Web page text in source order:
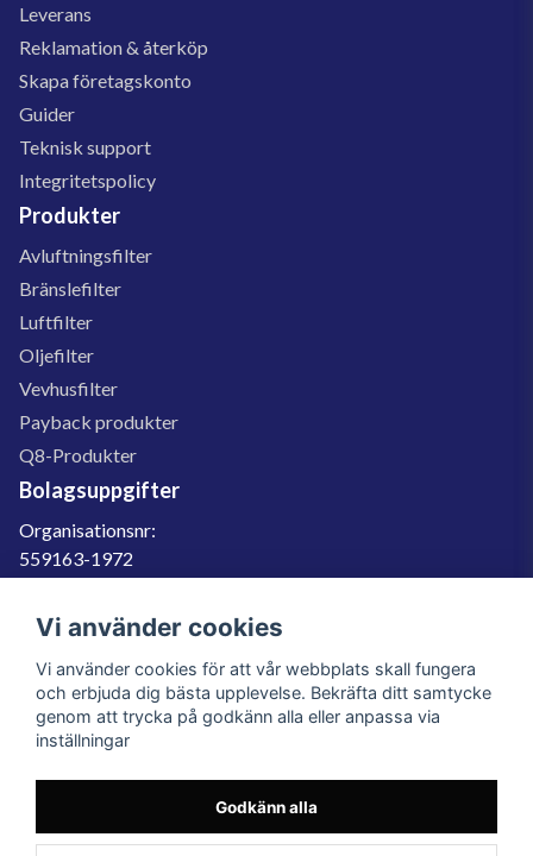
Leverans
Reklamation & återköp
Skapa företagskonto
Guider
Teknisk support
Integritetspolicy
Produkter
Avluftningsfilter
Bränslefilter
Luftfilter
Oljefilter
Vevhusfilter
Payback produkter
Q8-Produkter
Bolagsuppgifter
Organisationsnr:
559163-1972
SE559163197201
060-566 800
info@filter.se
559163-1972
Vi använder cookies
Vi använder cookies för att vår webbplats skall fungera
och erbjuda dig bästa upplevelse. Bekräfta ditt samtycke
genom att trycka på godkänn alla eller anpassa via
inställningar
Godkänn alla